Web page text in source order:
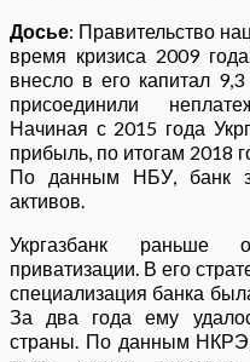
Досье: Правительство
время кризиса 2009
внесло в его капитал
присоединили
Начиная с 2015 года
прибыль, по итогам 2018
По данным НБУ, банк
активов.
Укргазбанк раньше
приватизации. В его
специализация банка
За два года ему
страны. По данным НКРЭ,